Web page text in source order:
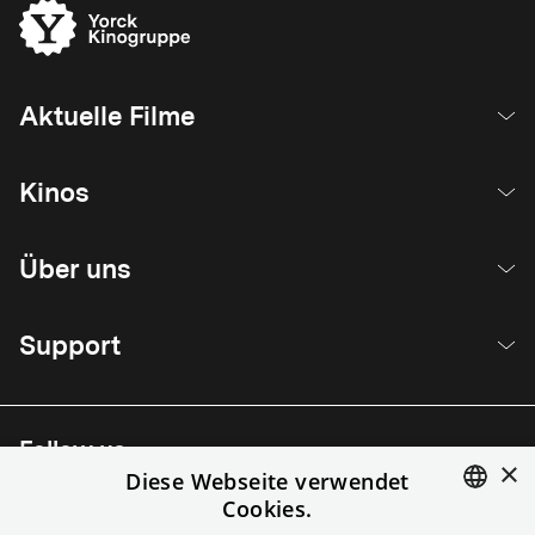
Aktuelle Filme
Kinos
Über uns
Support
Follow us
×
Diese Webseite verwendet
Cookies.